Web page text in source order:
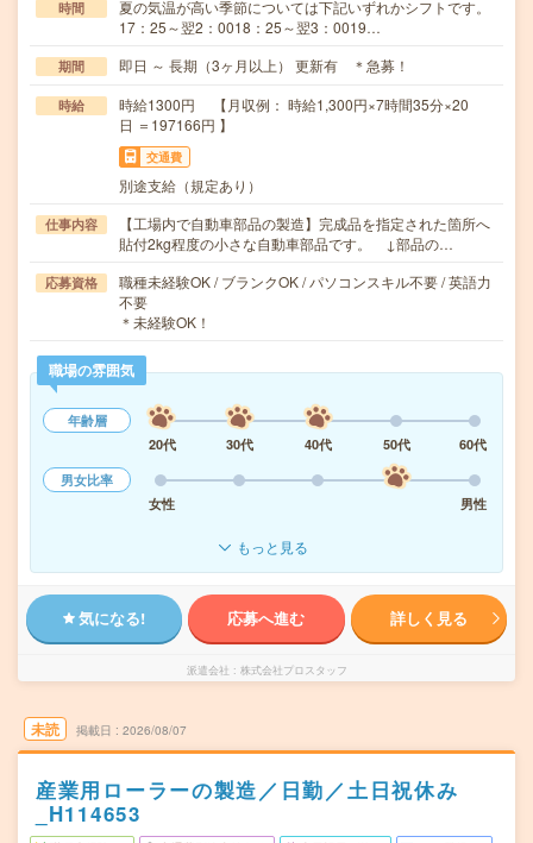
時間
夏の気温が高い季節については下記いずれかシフトです。
17：25～翌2：0018：25～翌3：0019…
期間 即日 ～ 長期（3ヶ月以上） 更新有 ＊急募！
時給
時給1300円 【月収例： 時給1,300円×7時間35分×20
日 ＝197166円 】
交通費
別途支給（規定あり）
仕事内容
【工場内で自動車部品の製造】完成品を指定された箇所へ
貼付2kg程度の小さな自動車部品です。 ↓部品の…
応募資格
職種未経験OK / ブランクOK / パソコンスキル不要 / 英語力
不要
＊未経験OK！
職場の雰囲気
年齢層
20代
30代 40代 50代
60代
男女比率
女性
男性
もっと見る
気になる! 応募へ進む 詳しく見る
派遣会社 株式会社プロスタッフ
未読 掲載日 2026/08/07
産業用ローラーの製造／日勤／土日祝休み
_H114653